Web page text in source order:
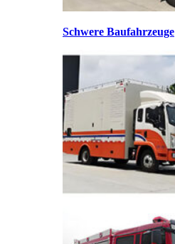
Schwere Baufahrzeuge